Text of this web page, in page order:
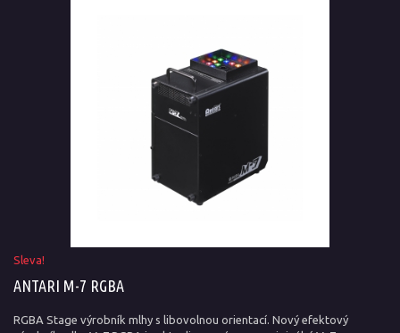
Sleva!
ANTARI M-7 RGBA
RGBA Stage výrobník mlhy s libovolnou orientací. Nový efektový